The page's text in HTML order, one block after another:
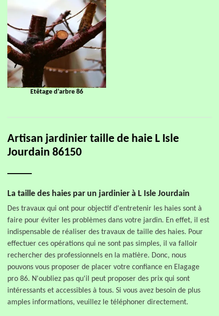
Etêtage d'arbre 86
Artisan jardinier taille de haie L Isle
Jourdain 86150
La taille des haies par un jardinier à L Isle Jourdain
Des travaux qui ont pour objectif d'entretenir les haies sont à
faire pour éviter les problèmes dans votre jardin. En effet, il est
indispensable de réaliser des travaux de taille des haies. Pour
effectuer ces opérations qui ne sont pas simples, il va falloir
rechercher des professionnels en la matière. Donc, nous
pouvons vous proposer de placer votre confiance en Elagage
pro 86. N'oubliez pas qu'il peut proposer des prix qui sont
intéressants et accessibles à tous. Si vous avez besoin de plus
amples informations, veuillez le téléphoner directement.